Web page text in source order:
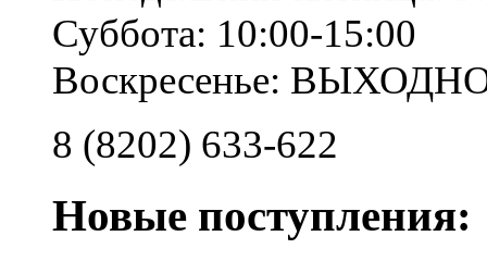
Суббота: 10:00-15:00
Воскресенье:
8 (8202) 633-622
Новые поступления: